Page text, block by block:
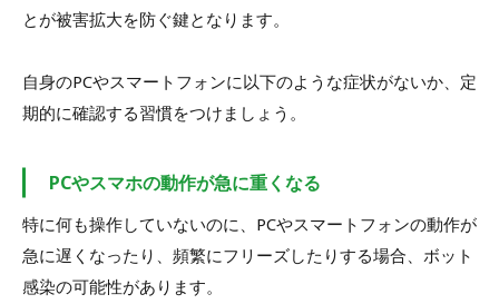
とが被害拡大を防ぐ鍵となります。
自身のPCやスマートフォンに以下のような症状がないか、定
期的に確認する習慣をつけましょう。
PCやスマホの動作が急に重くなる
特に何も操作していないのに、PCやスマートフォンの動作が
急に遅くなったり、頻繁にフリーズしたりする場合、ボット
感染の可能性があります。